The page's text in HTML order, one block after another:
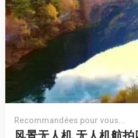
Recommandées pour vous...